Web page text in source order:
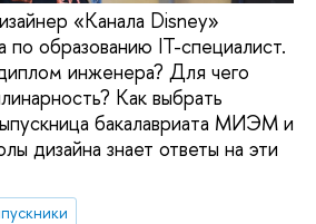
«Канала Disney»
по образованию IT-специалист.
инженера? Для чего
Как выбрать
бакалавриата МИЭМ и
дизайна знает ответы на эти